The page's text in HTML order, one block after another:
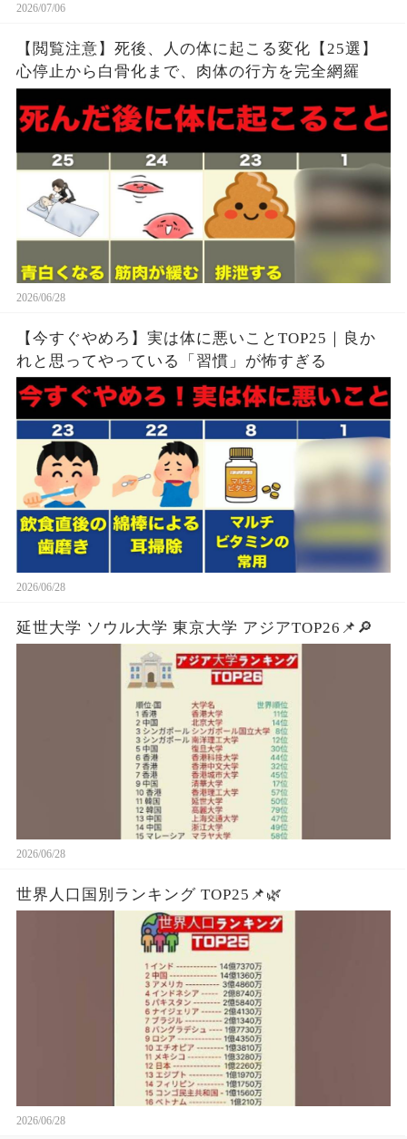
2026/07/06
【閲覧注意】死後、人の体に起こる変化【25選】
心停止から白骨化まで、肉体の行方を完全網羅
2026/06/28
【今すぐやめろ】実は体に悪いことTOP25｜良か
れと思ってやっている「習慣」が怖すぎる
2026/06/28
延世大学 ソウル大学 東京大学 アジアTOP26📌🔎
2026/06/28
世界人口国別ランキング TOP25📌🌿
2026/06/28